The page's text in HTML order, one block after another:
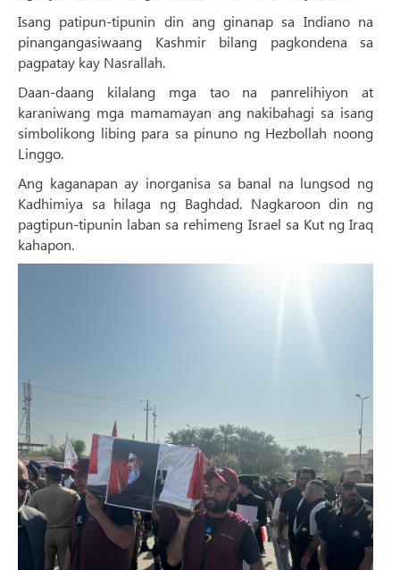
Isang patipun-tipunin din ang ginanap sa Indiano na
pinangangasiwaang Kashmir bilang pagkondena sa
pagpatay kay Nasrallah.
Daan-daang kilalang mga tao na panrelihiyon at
karaniwang mga mamamayan ang nakibahagi sa isang
simbolikong libing para sa pinuno ng Hezbollah noong
Linggo.
Ang kaganapan ay inorganisa sa banal na lungsod ng
Kadhimiya sa hilaga ng Baghdad. Nagkaroon din ng
pagtipun-tipunin laban sa rehimeng Israel sa Kut ng Iraq
kahapon.